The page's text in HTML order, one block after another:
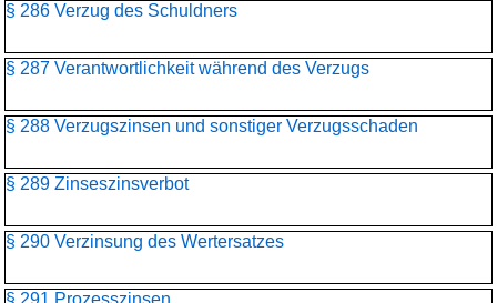
§ 286 Verzug des Schuldners
§ 287 Verantwortlichkeit während des Verzugs
§ 288 Verzugszinsen und sonstiger Verzugsschaden
§ 289 Zinseszinsverbot
§ 290 Verzinsung des Wertersatzes
§ 291 Prozesszinsen